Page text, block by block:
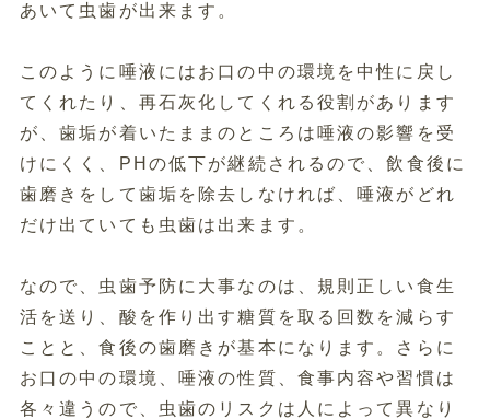
あいて虫歯が出来ます。
このように唾液にはお口の中の環境を中性に戻し
てくれたり、再石灰化してくれる役割があります
が、歯垢が着いたままのところは唾液の影響を受
けにくく、PHの低下が継続されるので、飲食後に
歯磨きをして歯垢を除去しなければ、唾液がどれ
だけ出ていても虫歯は出来ます。
なので、虫歯予防に大事なのは、規則正しい食生
活を送り、酸を作り出す糖質を取る回数を減らす
ことと、食後の歯磨きが基本になります。さらに
お口の中の環境、唾液の性質、食事内容や習慣は
各々違うので、虫歯のリスクは人によって異なり